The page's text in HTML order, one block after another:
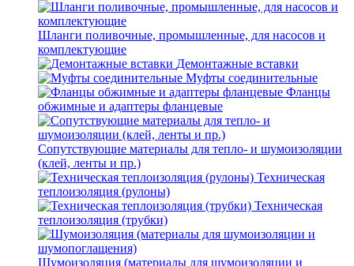
Шланги поливочные, промышленные, для насосов и
комплектующие
Демонтажные вставки
Муфты соединительные
Фланцы
обжимные и адаптеры фланцевые
Сопутствующие материалы для тепло- и шумоизоляции
(клей, ленты и пр.)
Техническая
теплоизоляция (рулоны)
Техническая
теплоизоляция (трубки)
Шумоизоляция (материалы для шумоизоляции и